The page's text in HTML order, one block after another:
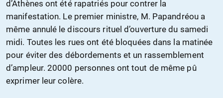
d’Athènes ont été rapatriés pour contrer la
manifestation. Le premier ministre, M. Papandréou a
même annulé le discours rituel d’ouverture du samedi
midi. Toutes les rues ont été bloquées dans la matinée
pour éviter des débordements et un rassemblement
d’ampleur. 20000 personnes ont tout de même pû
exprimer leur colère.